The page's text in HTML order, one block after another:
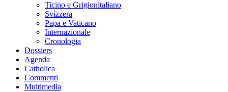
Ticino e Grigionitaliano
Svizzera
Papa e Vaticano
Internazionale
Cronologia
Dossiers
Agenda
Catholica
Commenti
Multimedia